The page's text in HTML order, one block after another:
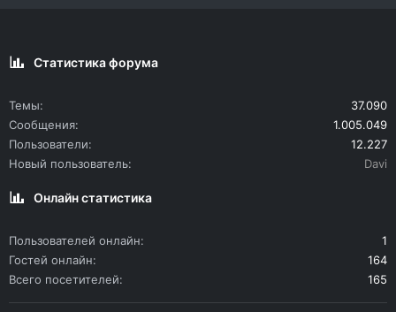
Статистика форума
Темы
37.090
Сообщения
1.005.049
Пользователи
12.227
Новый пользователь
Davi
Онлайн статистика
Пользователей онлайн
1
Гостей онлайн
164
Всего посетителей
165